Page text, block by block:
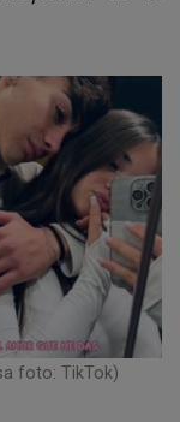
foto: TikTok)